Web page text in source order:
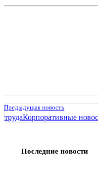
Предыдущая новость
трудаКорпоративные
Последние новости